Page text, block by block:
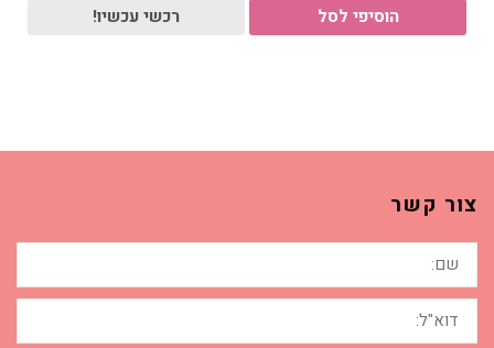
הוסיפי לסל רכשי עכשיו!
צור קשר
שם:
דוא"ל: